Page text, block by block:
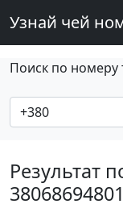
Узнай чей
Поиск по номеру
Результат